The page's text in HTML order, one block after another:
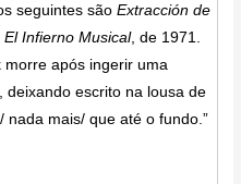
seguintes sãoExtracción de
El Infierno Musical, de 1971.
morre após ingerir uma
deixando escrito na lousa de
nada mais/ que até o fundo.”